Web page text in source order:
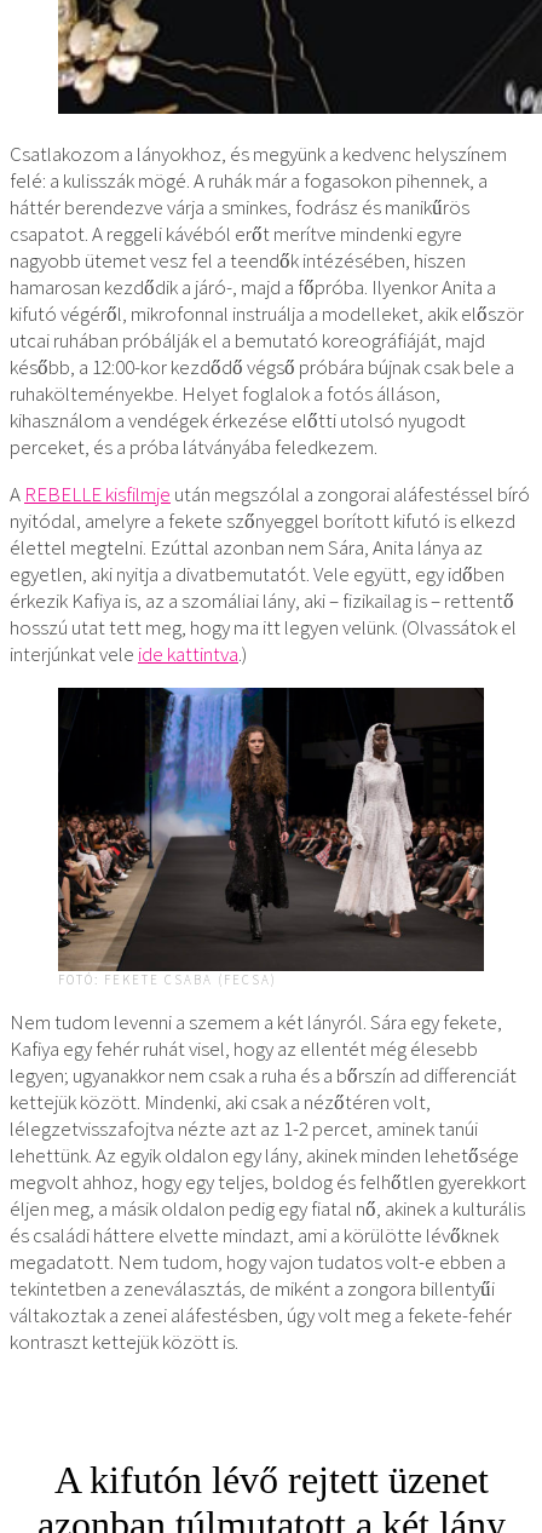
Csatlakozom a lányokhoz, és megyünk a kedvenc helyszínem
felé: a kulisszák mögé. A ruhák már a fogasokon pihennek, a
háttér berendezve várja a sminkes, fodrász és manikűrös
csapatot. A reggeli kávéból erőt merítve mindenki egyre
nagyobb ütemet vesz fel a teendők intézésében, hiszen
hamarosan kezdődik a járó-, majd a főpróba. Ilyenkor Anita a
kifutó végéről, mikrofonnal instruálja a modelleket, akik először
utcai ruhában próbálják el a bemutató koreográfiáját, majd
később, a 12:00-kor kezdődő végső próbára bújnak csak bele a
ruhakölteményekbe. Helyet foglalok a fotós álláson,
kihasználom a vendégek érkezése előtti utolsó nyugodt
perceket, és a próba látványába feledkezem.
A REBELLE kisfilmje után megszólal a zongorai aláfestéssel bíró
nyitódal, amelyre a fekete szőnyeggel borított kifutó is elkezd
élettel megtelni. Ezúttal azonban nem Sára, Anita lánya az
egyetlen, aki nyitja a divatbemutatót. Vele együtt, egy időben
érkezik Kafiya is, az a szomáliai lány, aki – fizikailag is – rettentő
hosszú utat tett meg, hogy ma itt legyen velünk. (Olvassátok el
interjúnkat vele ide kattintva.)
FOTÓ: FEKETE CSABA (FECSA)
Nem tudom levenni a szemem a két lányról. Sára egy fekete,
Kafiya egy fehér ruhát visel, hogy az ellentét még élesebb
legyen; ugyanakkor nem csak a ruha és a bőrszín ad differenciát
kettejük között. Mindenki, aki csak a nézőtéren volt,
lélegzetvisszafojtva nézte azt az 1-2 percet, aminek tanúi
lehettünk. Az egyik oldalon egy lány, akinek minden lehetősége
megvolt ahhoz, hogy egy teljes, boldog és felhőtlen gyerekkort
éljen meg, a másik oldalon pedig egy fiatal nő, akinek a kulturális
és családi háttere elvette mindazt, ami a körülötte lévőknek
megadatott. Nem tudom, hogy vajon tudatos volt-e ebben a
tekintetben a zeneválasztás, de miként a zongora billentyűi
váltakoztak a zenei aláfestésben, úgy volt meg a fekete-fehér
kontraszt kettejük között is.
A kifutón lévő rejtett üzenet